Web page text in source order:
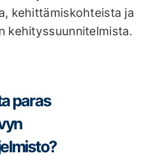
kehittämiskohteista ja
kehityssuunnitelmista.
paras